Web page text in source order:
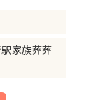
家族葬葬